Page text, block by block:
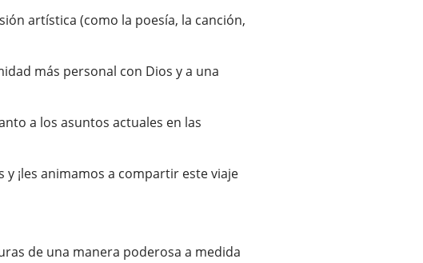
artística (como la poesía, la canción,
más personal con Dios y a una
a los asuntos actuales en las
¡les animamos a compartir este viaje
de una manera poderosa a medida